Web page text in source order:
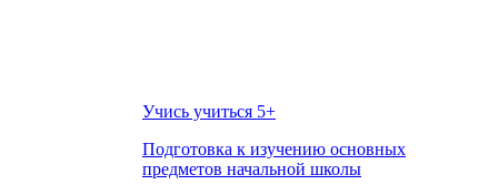
Учись учиться 5+
Подготовка к изучению основных
предметов начальной школы